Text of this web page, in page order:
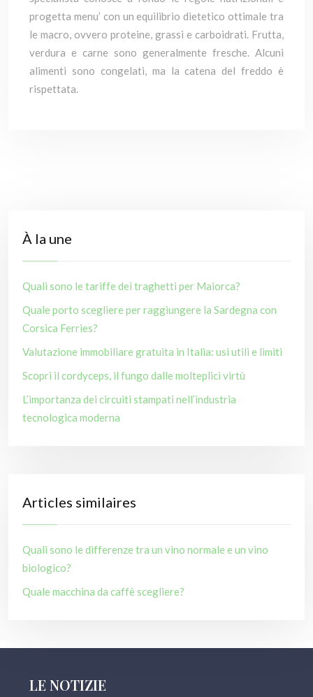
progetta menu’ con un equilibrio dietetico ottimale tra
le macro, ovvero proteine, grassi e carboidrati. Frutta,
verdura e carne sono generalmente fresche. Alcuni
alimenti sono congelati, ma la catena del freddo è
rispettata.
À la une
Quali sono le tariffe dei traghetti per Maiorca?
Quale porto scegliere per raggiungere la Sardegna con
Corsica Ferries?
Valutazione immobiliare gratuita in Italia: usi utili e limiti
Scopri il cordyceps, il fungo dalle molteplici virtù
L’importanza dei circuiti stampati nell’industria
tecnologica moderna
Articles similaires
Quali sono le differenze tra un vino normale e un vino
biologico?
Quale macchina da caffè scegliere?
LE NOTIZIE